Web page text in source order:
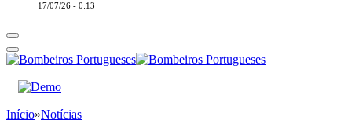
17/07/26 - 0:13
Início»Notícias